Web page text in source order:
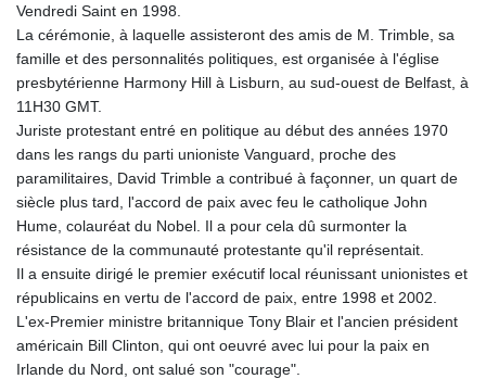
Vendredi Saint en 1998.
La cérémonie, à laquelle assisteront des amis de M. Trimble, sa
famille et des personnalités politiques, est organisée à l'église
presbytérienne Harmony Hill à Lisburn, au sud-ouest de Belfast, à
11H30 GMT.
Juriste protestant entré en politique au début des années 1970
dans les rangs du parti unioniste Vanguard, proche des
paramilitaires, David Trimble a contribué à façonner, un quart de
siècle plus tard, l'accord de paix avec feu le catholique John
Hume, colauréat du Nobel. Il a pour cela dû surmonter la
résistance de la communauté protestante qu'il représentait.
Il a ensuite dirigé le premier exécutif local réunissant unionistes et
républicains en vertu de l'accord de paix, entre 1998 et 2002.
L'ex-Premier ministre britannique Tony Blair et l'ancien président
américain Bill Clinton, qui ont oeuvré avec lui pour la paix en
Irlande du Nord, ont salué son "courage".